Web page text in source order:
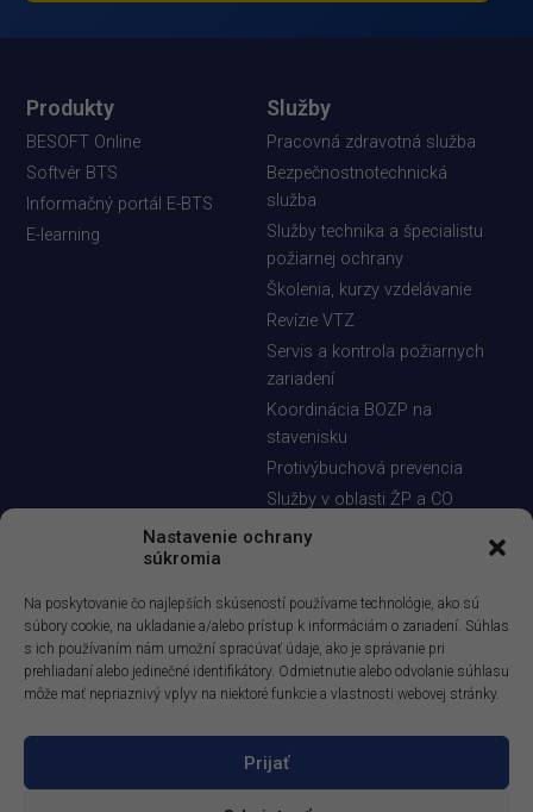
Nastavenie ochrany
súkromia
Na poskytovanie čo najlepších skúseností používame technológie, ako sú
súbory cookie, na ukladanie a/alebo prístup k informáciám o zariadení. Súhlas
s ich používaním nám umožní spracúvať údaje, ako je správanie pri
prehliadaní alebo jedinečné identifikátory. Odmietnutie alebo odvolanie súhlasu
môže mať nepriaznivý vplyv na niektoré funkcie a vlastnosti webovej stránky.
Prijať
Produkty
BESOFT Online
Softvér BTS
Informačný portál E-BTS
E-learning
Služby
Pracovná zdravotná služba
Bezpečnostnotechnická
služba
Služby technika a špecialistu
požiarnej ochrany
Školenia, kurzy vzdelávanie
Revízie VTZ
Servis a kontrola požiarnych
zariadení
Koordinácia BOZP na
stavenisku
Protivýbuchová prevencia
Služby v oblasti ŽP a CO
Riešenia na kľúč
Bezpečnostnotechnická
služba
Vypracovanie dokumentácie
Výkon auditov
Odborné poradenstvo
Zdarma pre Vás
otázok
Informačný spravodaj
Demoverzia aplikácie
BESOFT Online
Demoverzia E-learningoveho
kurzu